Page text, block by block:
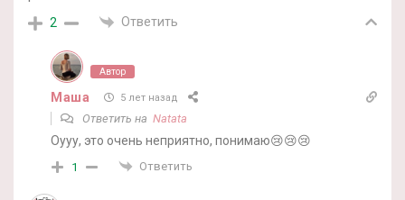
2 Ответить
Автор
Маша 5 лет назад
Ответить на Natata
Оууу, это очень неприятно, понимаю😢😢😢
1 Ответить